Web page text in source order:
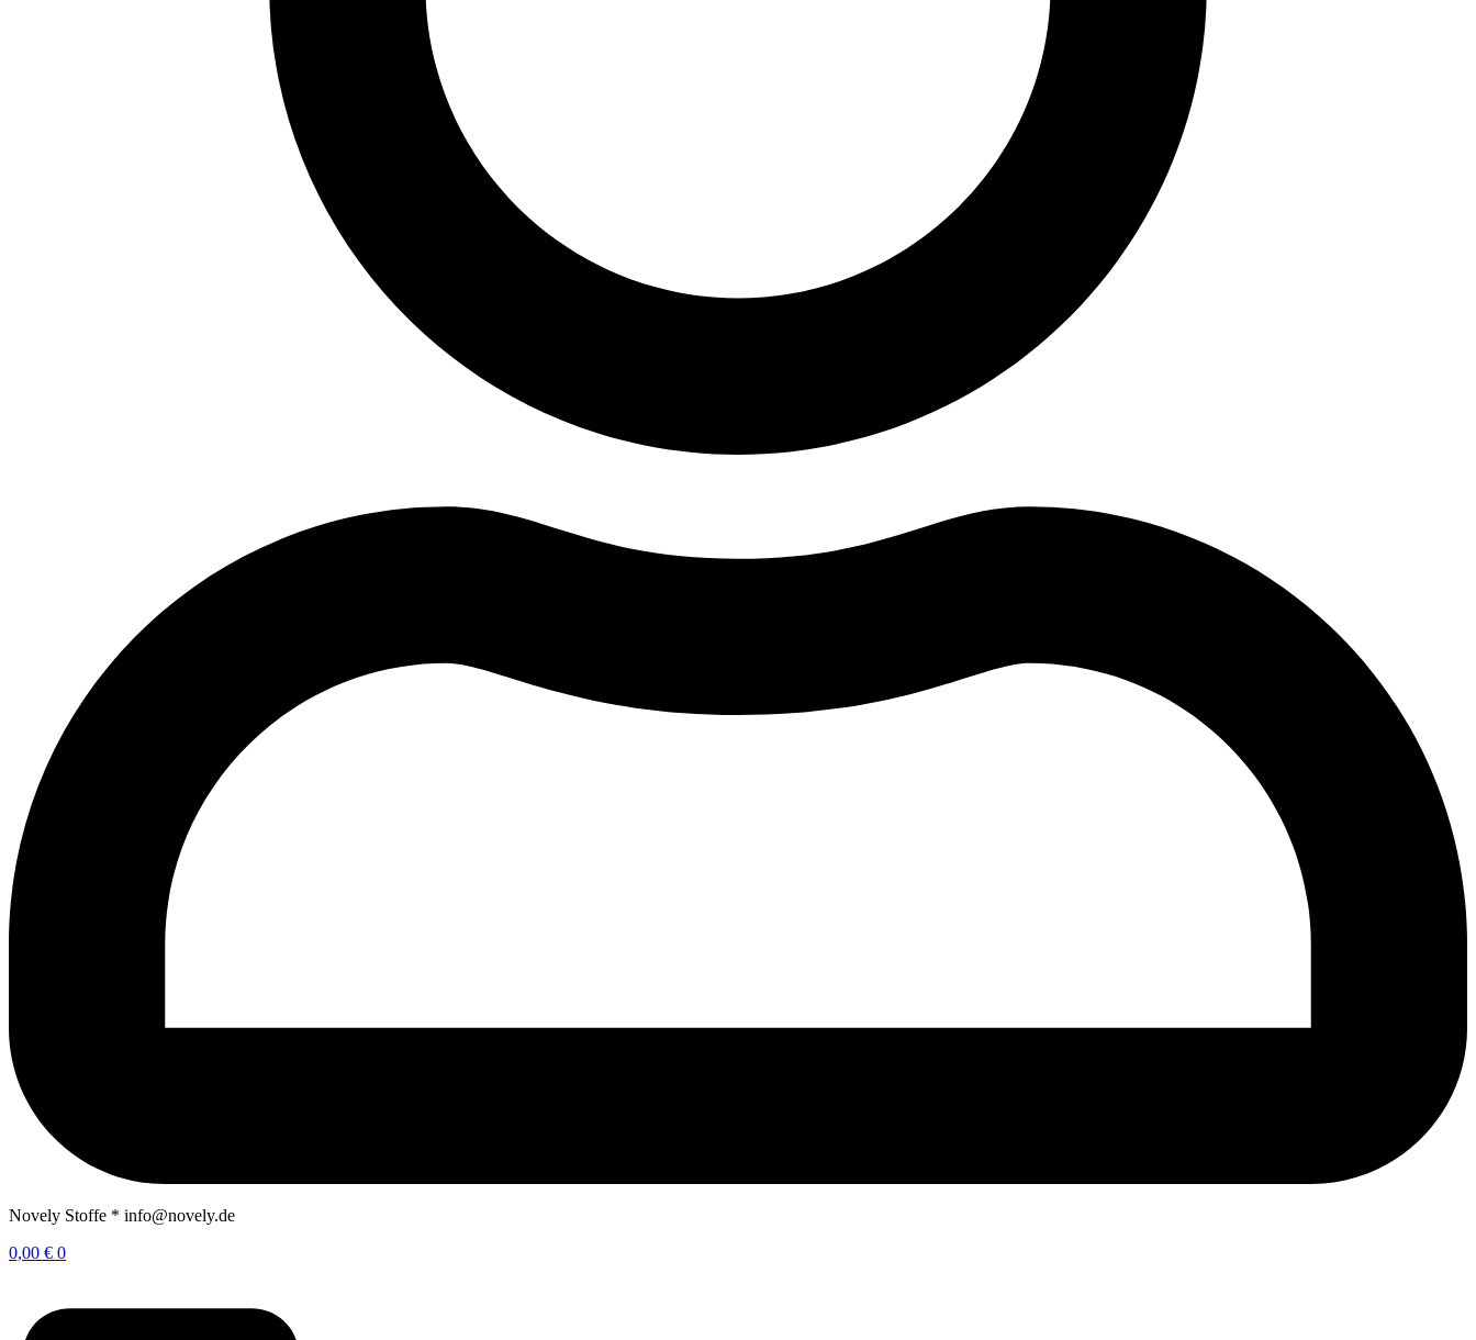
Novely Stoffe * info@novely.de
0,00 € 0